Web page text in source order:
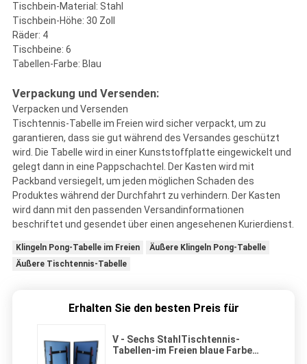
Tischbein-Material: Stahl
Tischbein-Höhe: 30 Zoll
Räder: 4
Tischbeine: 6
Tabellen-Farbe: Blau
Verpackung und Versenden:
Verpacken und Versenden
Tischtennis-Tabelle im Freien wird sicher verpackt, um zu
garantieren, dass sie gut während des Versandes geschützt
wird. Die Tabelle wird in einer Kunststoffplatte eingewickelt und
gelegt dann in eine Pappschachtel. Der Kasten wird mit
Packband versiegelt, um jeden möglichen Schaden des
Produktes während der Durchfahrt zu verhindern. Der Kasten
wird dann mit den passenden Versandinformationen
beschriftet und gesendet über einen angesehenen Kurierdienst.
Klingeln Pong-Tabelle im Freien
Äußere Klingeln Pong-Tabelle
Äußere Tischtennis-Tabelle
Erhalten Sie den besten Preis für
V - Sechs StahlTischtennis-
Tabellen-im Freien blaue Farbe